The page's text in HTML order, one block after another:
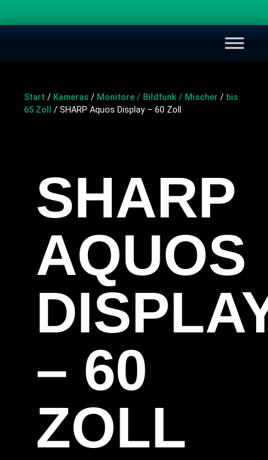
Start / Kameras / Monitore / Bildfunk / Mischer / bis
65 Zoll
/ SHARP Aquos Display – 60 Zoll
SHARP
AQUOS
– 60
ZOLL